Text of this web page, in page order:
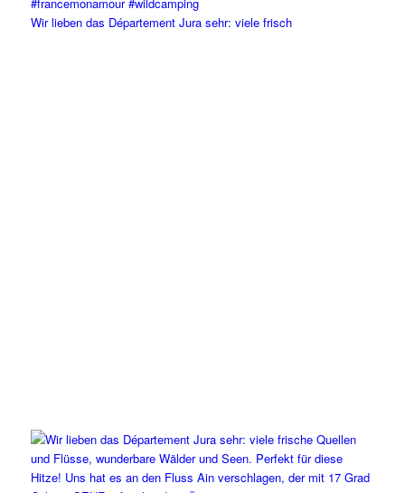
Wir lieben das Département Jura sehr: viele frisch